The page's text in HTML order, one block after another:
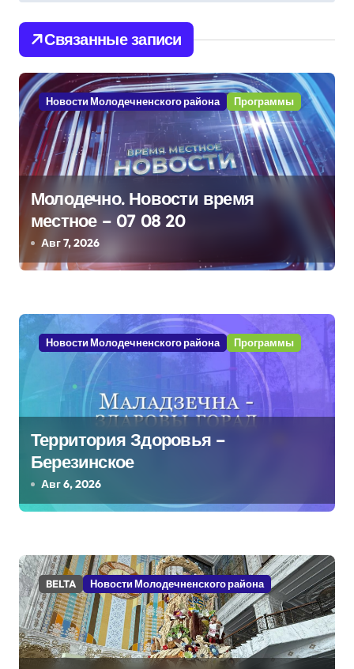
г
а
ц
и
я
п
о
з
а
п
и
м
Связанные записи
Новости Молодечненского района Программы
Молодечно. Новости время
местное – 07 08 20
Авг 7, 2026
Новости Молодечненского района Программы
Территория Здоровья –
Березинское
Авг 6, 2026
BELTA Новости Молодечненского района